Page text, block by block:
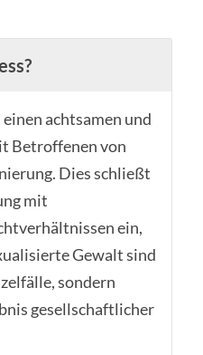
achtsamen und
Betroffenen von
Dies schließt
mit
ein,
Gewalt sind
sondern
gesellschaftlicher